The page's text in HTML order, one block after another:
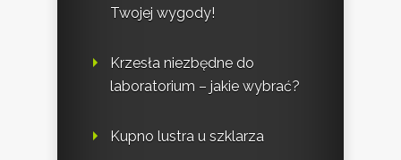
Twojej wygody!
Krzesła niezbędne do
laboratorium – jakie wybrać?
Kupno lustra u szklarza